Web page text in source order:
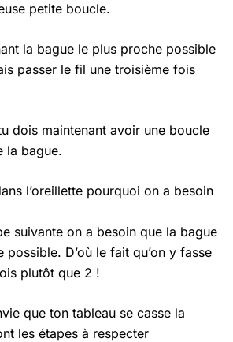
petite boucle.
la bague le plus proche possible
passer le fil une troisième fois
dois maintenant avoir une boucle
la bague.
l’oreillette pourquoi on a besoin
suivante on a besoin que la bague
D’où le fait qu’on y fasse
plutôt que 2 !
que ton tableau se casse la
les étapes à respecter